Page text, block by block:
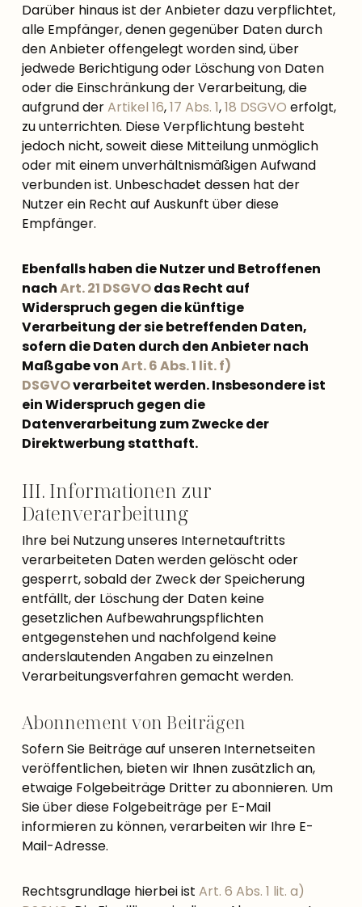
Darüber hinaus ist der Anbieter dazu verpflichtet,
alle Empfänger, denen gegenüber Daten durch
den Anbieter offengelegt worden sind, über
jedwede Berichtigung oder Löschung von Daten
oder die Einschränkung der Verarbeitung, die
aufgrund derArtikel 16,17 Abs. 1,18 DSGVO erfolgt,
zu unterrichten. Diese Verpflichtung besteht
jedoch nicht, soweit diese Mitteilung unmöglich
oder mit einem unverhältnismäßigen Aufwand
verbunden ist. Unbeschadet dessen hat der
Nutzer ein Recht auf Auskunft über diese
Empfänger.
Ebenfalls haben die Nutzer und Betroffenen
nachArt. 21 DSGVOdas Recht auf
Widerspruch gegen die künftige
Verarbeitung der sie betreffenden Daten,
sofern die Daten durch den Anbieter nach
Maßgabe vonArt. 6 Abs. 1 lit. f)
DSGVOverarbeitet werden. Insbesondere ist
ein Widerspruch gegen die
Datenverarbeitung zum Zwecke der
Direktwerbung statthaft.
III. Informationen zur
Datenverarbeitung
Ihre bei Nutzung unseres Internetauftritts
verarbeiteten Daten werden gelöscht oder
gesperrt, sobald der Zweck der Speicherung
entfällt, der Löschung der Daten keine
gesetzlichen Aufbewahrungspflichten
entgegenstehen und nachfolgend keine
anderslautenden Angaben zu einzelnen
Verarbeitungsverfahren gemacht werden.
Abonnement von Beiträgen
Sofern Sie Beiträge auf unseren Internetseiten
veröffentlichen, bieten wir Ihnen zusätzlich an,
etwaige Folgebeiträge Dritter zu abonnieren. Um
Sie über diese Folgebeiträge per E-Mail
informieren zu können, verarbeiten wir Ihre E-
Mail-Adresse.
Rechtsgrundlage hierbei istArt. 6 Abs. 1 lit. a)